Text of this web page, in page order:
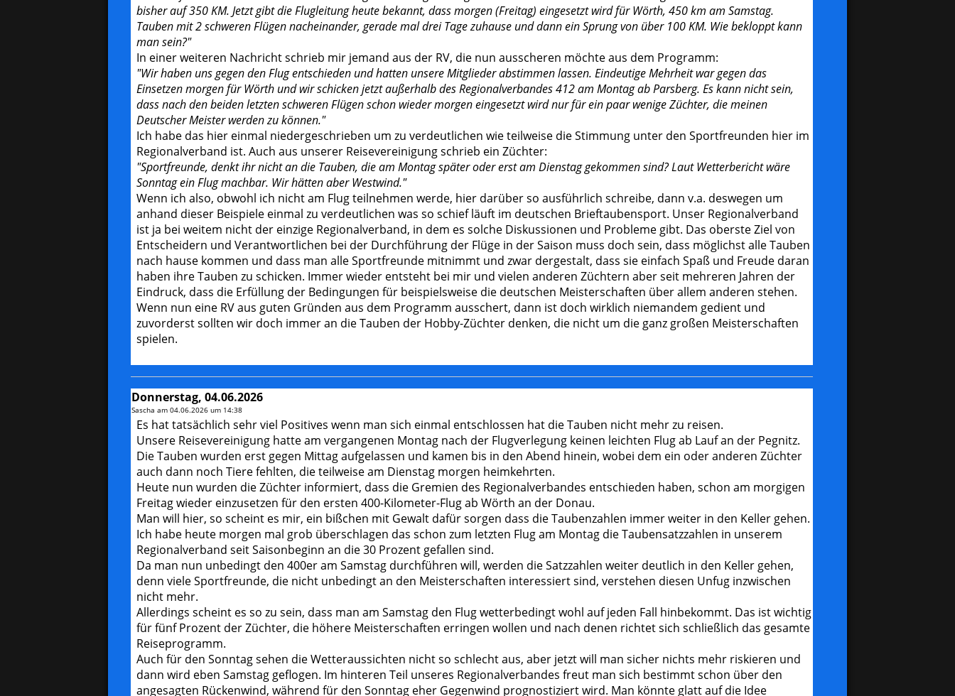
bisher auf 350 KM. Jetzt gibt die Flugleitung heute bekannt, dass morgen (Freitag) eingesetzt wird für Wörth, 450 km am Samstag.
Tauben mit 2 schweren Flügen nacheinander, gerade mal drei Tage zuhause und dann ein Sprung von über 100 KM. Wie bekloppt kann
man sein?"
In einer weiteren Nachricht schrieb mir jemand aus der RV, die nun ausscheren möchte aus dem Programm:
"Wir haben uns gegen den Flug entschieden und hatten unsere Mitglieder abstimmen lassen. Eindeutige Mehrheit war gegen das
Einsetzen morgen für Wörth und wir schicken jetzt außerhalb des Regionalverbandes 412 am Montag ab Parsberg. Es kann nicht sein,
dass nach den beiden letzten schweren Flügen schon wieder morgen eingesetzt wird nur für ein paar wenige Züchter, die meinen
Deutscher Meister werden zu können."
Ich habe das hier einmal niedergeschrieben um zu verdeutlichen wie teilweise die Stimmung unter den Sportfreunden hier im
Regionalverband ist. Auch aus unserer Reisevereinigung schrieb ein Züchter:
"Sportfreunde, denkt ihr nicht an die Tauben, die am Montag später oder erst am Dienstag gekommen sind? Laut Wetterbericht wäre
Sonntag ein Flug machbar. Wir hätten aber Westwind."
Wenn ich also, obwohl ich nicht am Flug teilnehmen werde, hier darüber so ausführlich schreibe, dann v.a. deswegen um
anhand dieser Beispiele einmal zu verdeutlichen was so schief läuft im deutschen Brieftaubensport. Unser Regionalverband
ist ja bei weitem nicht der einzige Regionalverband, in dem es solche Diskussionen und Probleme gibt. Das oberste Ziel von
Entscheidern und Verantwortlichen bei der Durchführung der Flüge in der Saison muss doch sein, dass möglichst alle Tauben
nach hause kommen und dass man alle Sportfreunde mitnimmt und zwar dergestalt, dass sie einfach Spaß und Freude daran
haben ihre Tauben zu schicken. Immer wieder entsteht bei mir und vielen anderen Züchtern aber seit mehreren Jahren der
Eindruck, dass die Erfüllung der Bedingungen für beispielsweise die deutschen Meisterschaften über allem anderen stehen.
Wenn nun eine RV aus guten Gründen aus dem Programm ausschert, dann ist doch wirklich niemandem gedient und
zuvorderst sollten wir doch immer an die Tauben der Hobby-Züchter denken, die nicht um die ganz großen Meisterschaften
spielen.
Donnerstag, 04.06.2026
Sascha am 04.06.2026 um 14:38
Es hat tatsächlich sehr viel Positives wenn man sich einmal entschlossen hat die Tauben nicht mehr zu reisen.
Unsere Reisevereinigung hatte am vergangenen Montag nach der Flugverlegung keinen leichten Flug ab Lauf an der Pegnitz.
Die Tauben wurden erst gegen Mittag aufgelassen und kamen bis in den Abend hinein, wobei dem ein oder anderen Züchter
auch dann noch Tiere fehlten, die teilweise am Dienstag morgen heimkehrten.
Heute nun wurden die Züchter informiert, dass die Gremien des Regionalverbandes entschieden haben, schon am morgigen
Freitag wieder einzusetzen für den ersten 400-Kilometer-Flug ab Wörth an der Donau.
Man will hier, so scheint es mir, ein bißchen mit Gewalt dafür sorgen dass die Taubenzahlen immer weiter in den Keller gehen.
Ich habe heute morgen mal grob überschlagen das schon zum letzten Flug am Montag die Taubensatzzahlen in unserem
Regionalverband seit Saisonbeginn an die 30 Prozent gefallen sind.
Da man nun unbedingt den 400er am Samstag durchführen will, werden die Satzzahlen weiter deutlich in den Keller gehen,
denn viele Sportfreunde, die nicht unbedingt an den Meisterschaften interessiert sind, verstehen diesen Unfug inzwischen
nicht mehr.
Allerdings scheint es so zu sein, dass man am Samstag den Flug wetterbedingt wohl auf jeden Fall hinbekommt. Das ist wichtig
für fünf Prozent der Züchter, die höhere Meisterschaften erringen wollen und nach denen richtet sich schließlich das gesamte
Reiseprogramm.
Auch für den Sonntag sehen die Wetteraussichten nicht so schlecht aus, aber jetzt will man sicher nichts mehr riskieren und
dann wird eben Samstag geflogen. Im hinteren Teil unseres Regionalverbandes freut man sich bestimmt schon über den
angesagten Rückenwind, während für den Sonntag eher Gegenwind prognostiziert wird. Man könnte glatt auf die Idee